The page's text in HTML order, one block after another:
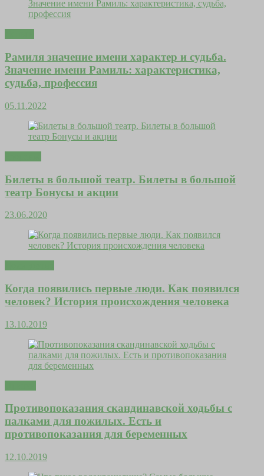
Рамиля значение имени характер и судьба.
Значение имени Рамиль: характеристика,
судьба, профессия
05.11.2022
Билеты в большой театр. Билеты в большой
театр Бонусы и акции
23.06.2020
Когда появились первые люди. Как появился
человек? История происхождения человека
13.10.2019
Противопоказания скандинавской ходьбы с
палками для пожилых. Есть и
противопоказания для беременных
12.10.2019